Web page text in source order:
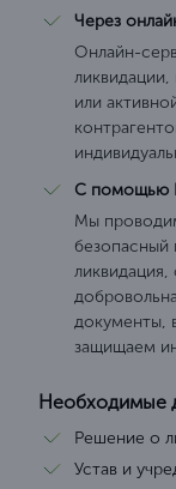
Через
Онлайн-
или
С помощью
Мы
безопасный
документы,
защищаем
Необходимые
Решение о
Устав и